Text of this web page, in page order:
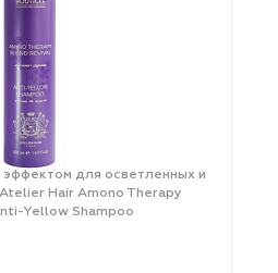
для осветленных и
Hair Amono Therapy
Yellow Shampoo